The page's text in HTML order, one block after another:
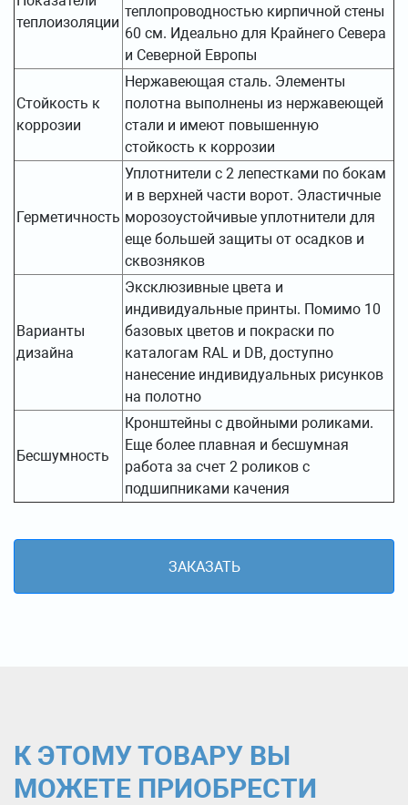
теплоизоляции
теплопроводностью кирпичной стены
60 см. Идеально для Крайнего Севера
и Северной Европы
Стойкость к
коррозии
Нержавеющая сталь. Элементы
полотна выполнены из нержавеющей
стали и имеют повышенную
стойкость к коррозии
Герметичность
Уплотнители с 2 лепестками по бокам
и в верхней части ворот. Эластичные
морозоустойчивые уплотнители для
еще большей защиты от осадков и
сквозняков
Варианты
дизайна
Эксклюзивные цвета и
индивидуальные принты. Помимо 10
базовых цветов и покраски по
каталогам RAL и DB, доступно
нанесение индивидуальных рисунков
на полотно
Бесшумность
Кронштейны с двойными роликами.
Еще более плавная и бесшумная
работа за счет 2 роликов с
подшипниками качения
ЗАКАЗАТЬ
К ЭТОМУ ТОВАРУ ВЫ
МОЖЕТЕ ПРИОБРЕСТИ